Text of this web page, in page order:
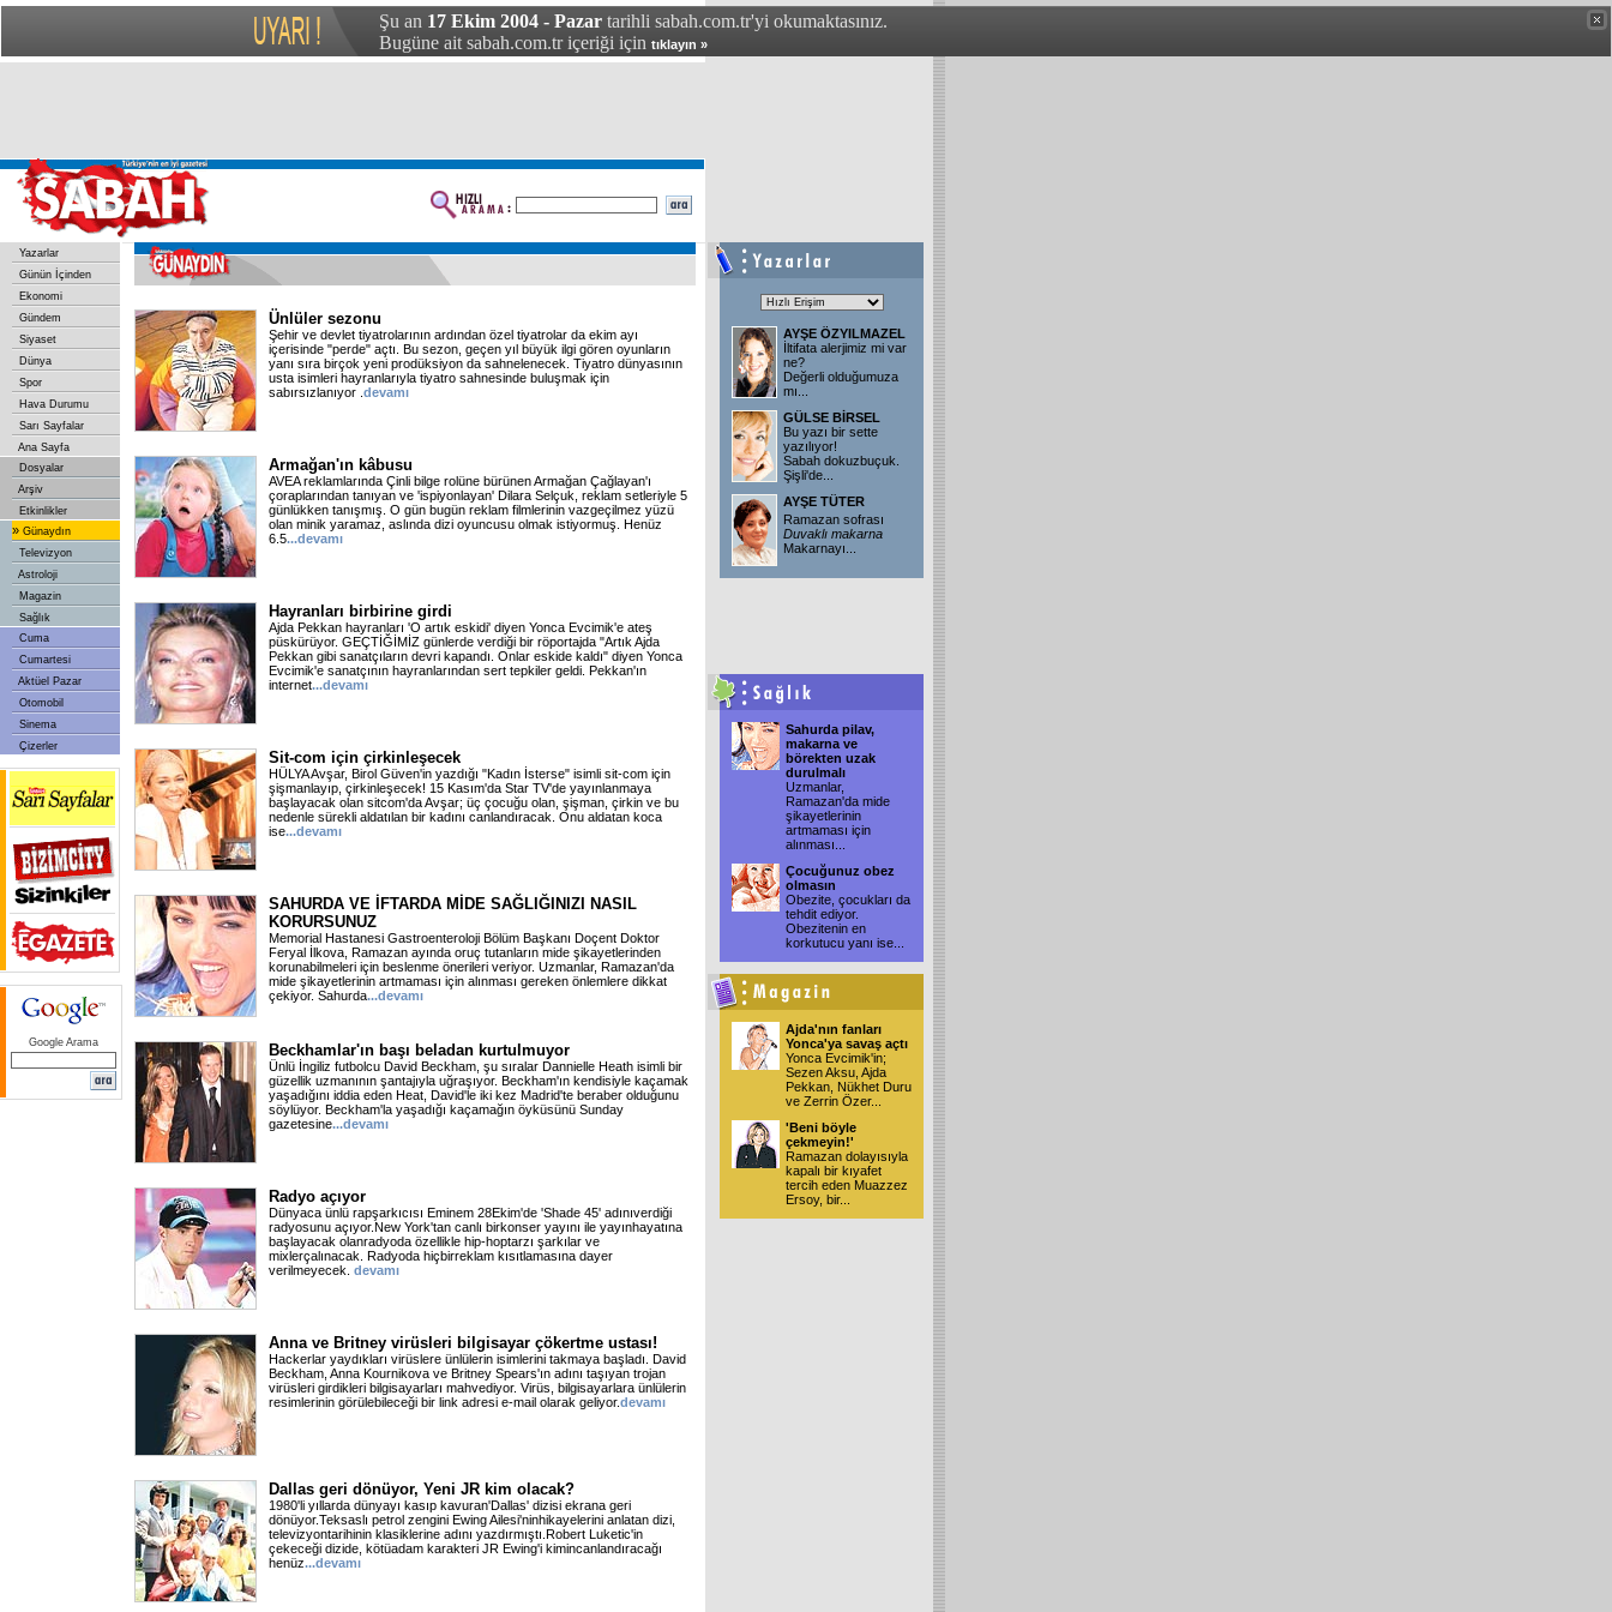
Şu an 17 Ekim 2004 - Pazar tarihli sabah.com.tr'yi okumaktasınız.
Bugüne ait sabah.com.tr içeriği için tıklayın »
Yazarlar
Günün İçinden
Ekonomi
Gündem
Siyaset
Dünya
Spor
Hava Durumu
Sarı Sayfalar
Ana Sayfa
Dosyalar
Arşiv
Etkinlikler
» Günaydın
Televizyon
Astroloji
Magazin
Sağlık
Cuma
Cumartesi
Aktüel Pazar
Otomobil
Sinema
Çizerler
Google Arama
Ünlüler sezonu
Şehir ve devlet tiyatrolarının ardından özel tiyatrolar da ekim ayı
içerisinde "perde" açtı. Bu sezon, geçen yıl büyük ilgi gören oyunların
yanı sıra birçok yeni prodüksiyon da sahnelenecek. Tiyatro dünyasının
usta isimleri hayranlarıyla tiyatro sahnesinde buluşmak için
sabırsızlanıyor . devamı
Armağan'ın kâbusu
AVEA reklamlarında Çinli bilge rolüne bürünen Armağan Çağlayan'ı
çoraplarından tanıyan ve 'ispiyonlayan' Dilara Selçuk, reklam setleriyle 5
günlükken tanışmış. O gün bugün reklam filmlerinin vazgeçilmez yüzü
olan minik yaramaz, aslında dizi oyuncusu olmak istiyormuş. Henüz
6.5...devamı
Hayranları birbirine girdi
Ajda Pekkan hayranları 'O artık eskidi' diyen Yonca Evcimik'e ateş
püskürüyor. GEÇTİĞİMİZ günlerde verdiği bir röportajda "Artık Ajda
Pekkan gibi sanatçıların devri kapandı. Onlar eskide kaldı" diyen Yonca
Evcimik'e sanatçının hayranlarından sert tepkiler geldi. Pekkan'ın
internet...devamı
Sit-com için çirkinleşecek
HÜLYA Avşar, Birol Güven'in yazdığı "Kadın İsterse" isimli sit-com için
şişmanlayıp, çirkinleşecek! 15 Kasım'da Star TV'de yayınlanmaya
başlayacak olan sitcom'da Avşar; üç çocuğu olan, şişman, çirkin ve bu
nedenle sürekli aldatılan bir kadını canlandıracak. Onu aldatan koca
ise...devamı
SAHURDA VE İFTARDA MİDE SAĞLIĞINIZI NASIL
KORURSUNUZ
Memorial Hastanesi Gastroenteroloji Bölüm Başkanı Doçent Doktor
Feryal İlkova, Ramazan ayında oruç tutanların mide şikayetlerinden
korunabilmeleri için beslenme önerileri veriyor. Uzmanlar, Ramazan'da
mide şikayetlerinin artmaması için alınması gereken önlemlere dikkat
çekiyor. Sahurda...devamı
Beckhamlar'ın başı beladan kurtulmuyor
Ünlü İngiliz futbolcu David Beckham, şu sıralar Dannielle Heath isimli bir
güzellik uzmanının şantajıyla uğraşıyor. Beckham'ın kendisiyle kaçamak
yaşadığını iddia eden Heat, David'le iki kez Madrid'te beraber olduğunu
söylüyor. Beckham'la yaşadığı kaçamağın öyküsünü Sunday
gazetesine...devamı
Radyo açıyor
Dünyaca ünlü rapşarkıcısı Eminem 28Ekim'de 'Shade 45' adınıverdiği
radyosunu açıyor.New York'tan canlı birkonser yayını ile yayınhayatına
başlayacak olanradyoda özellikle hip-hoptarzı şarkılar ve
mixlerçalınacak. Radyoda hiçbirreklam kısıtlamasına dayer
verilmeyecek. devamı
Anna ve Britney virüsleri bilgisayar çökertme ustası!
Hackerlar yaydıkları virüslere ünlülerin isimlerini takmaya başladı. David
Beckham, Anna Kournikova ve Britney Spears'ın adını taşıyan trojan
virüsleri girdikleri bilgisayarları mahvediyor. Virüs, bilgisayarlara ünlülerin
resimlerinin görülebileceği bir link adresi e-mail olarak geliyor.devamı
Dallas geri dönüyor, Yeni JR kim olacak?
1980'li yıllarda dünyayı kasıp kavuran'Dallas' dizisi ekrana geri
dönüyor.Teksaslı petrol zengini Ewing Ailesi'ninhikayelerini anlatan dizi,
televizyontarihinin klasiklerine adını yazdırmıştı.Robert Luketic'in
çekeceği dizide, kötüadam karakteri JR Ewing'i kimincanlandıracağı
henüz...devamı
AYŞE ÖZYILMAZEL
İltifata alerjimiz mi var
ne?
Değerli olduğumuza
mı
GÜLSE BİRSEL
Bu yazı bir sette
yazılıyor!
Sabah dokuzbuçuk.
Şişli'de
AYŞE TÜTER
Ramazan sofrası
Duvaklı makarna
Makarnayı
Sahurda pilav,
makarna ve
börekten uzak
durulmalı
Uzmanlar,
Ramazan'da mide
şikayetlerinin
artmaması için
alınması
Çocuğunuz obez
olmasın
Obezite, çocukları da
tehdit ediyor.
Obezitenin en
korkutucu yanı ise
Ajda'nın fanları
Yonca'ya savaş açtı
Yonca Evcimik'in;
Sezen Aksu, Ajda
Pekkan, Nükhet Duru
ve Zerrin Özer...
'Beni böyle
çekmeyin!'
Ramazan dolayısıyla
kapalı bir kıyafet
tercih eden Muazzez
Ersoy, bir...